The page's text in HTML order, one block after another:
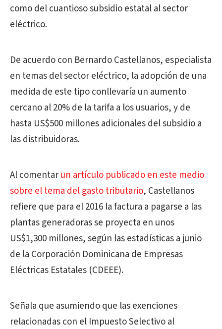
como del cuantioso subsidio estatal al sector
eléctrico.
De acuerdo con Bernardo Castellanos, especialista
en temas del sector eléctrico, la adopción de una
medida de este tipo conllevaría un aumento
cercano al 20% de la tarifa a los usuarios, y de
hasta US$500 millones adicionales del subsidio a
las distribuidoras.
Al comentarun artículo publicado en este medio
sobre el tema del gasto tributario, Castellanos
refiere que para el 2016 la factura a pagarse a las
plantas generadoras se proyecta en unos
US$1,300 millones, según las estadísticas a junio
de la Corporación Dominicana de Empresas
Eléctricas Estatales (CDEEE).
Señala que asumiendo que las exenciones
relacionadas con el Impuesto Selectivo al